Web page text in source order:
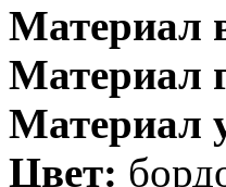
Материал
Материал
Материал
Цвет: